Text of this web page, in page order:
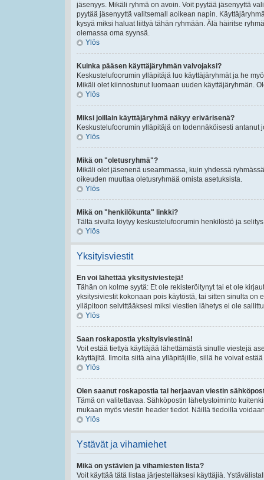
jäsenyys. Mikäli ryhmä on avoin. Voit pyytää jäsenyyttä
pyytää jäsenyyttä valitsemall aoikean napin.
kysyä miksi haluat liittyä tähän ryhmään. Älä häiritse
olemassa oma syynsä.
Ylös
Kuinka pääsen käyttäjäryhmän valvojaksi?
Keskustelufoorumin ylläpitäjä luo käyttäjäryhmät ja he
Mikäli olet kiinnostunut luomaan uuden käyttäjäryhmän.
Ylös
Miksi joillain käyttäjäryhmä näkyy erivärisenä?
Keskustelufoorumin ylläpitäjä on todennäköisesti
Ylös
Mikä on "oletusryhmä"?
Mikäli olet jäsenenä useammassa, kuin yhdessä
oikeuden muuttaa oletusryhmää omista asetuksista.
Ylös
Mikä on "henkilökunta" linkki?
Tältä sivulta löytyy keskustelufoorumin henkilöstö ja
Ylös
Yksityisviestit
En voi lähettää yksitysiviestejä!
Tähän on kolme syytä: Et ole rekisteröitynyt tai et ole
yksitysiviestit kokonaan pois käytöstä, tai sitten sinulta on
ylläpitoon selvittääksesi miksi viestien lähetys ei ole
Ylös
Saan roskapostia yksityisviestinä!
Voit estää tiettyä käyttäjää lähettämästä sinulle viestejä
käyttäjltä. Ilmoita siitä aina ylläpitäjille, sillä he voivat
Ylös
Olen saanut roskapostia tai herjaavan viestin
Tämä on valitettavaa. Sähköpostin lähetystoiminto
mukaan myös viestin header tiedot. Näillä tiedoilla
Ylös
Ystävät ja vihamiehet
Mikä on ystävien ja vihamiesten lista?
Voit käyttää tätä listaa järjestelläksesi käyttäjiä.